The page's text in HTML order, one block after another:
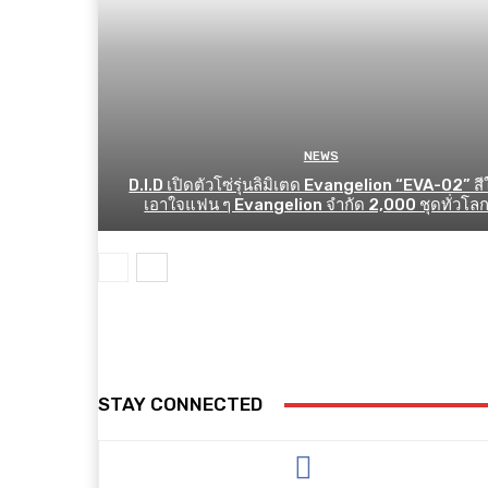
NEWS
D.I.D เปิดตัวโซ่รุ่นลิมิเตด Evangelion “EVA-02” สี
เอาใจแฟน ๆ Evangelion จำกัด 2,000 ชุดทั่วโล
STAY CONNECTED